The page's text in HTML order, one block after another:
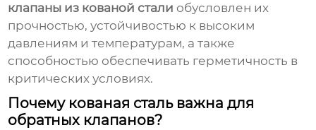
клапаны из кованой стали обусловлен их
прочностью, устойчивостью к высоким
давлениям и температурам, а также
способностью обеспечивать герметичность в
критических условиях.
Почему кованая сталь важна для
обратных клапанов?